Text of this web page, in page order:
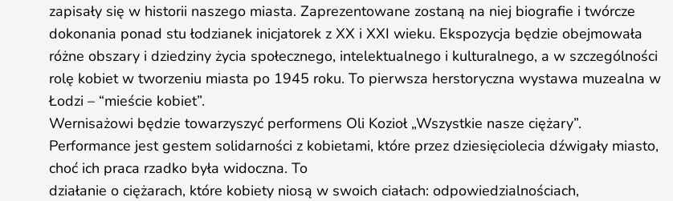
zapisały się w historii naszego miasta. Zaprezentowane zostaną na niej biografie i twórcze
dokonania ponad stu łodzianek inicjatorek z XX i XXI wieku. Ekspozycja będzie obejmowała
różne obszary i dziedziny życia społecznego, intelektualnego i kulturalnego, a w szczególności
rolę kobiet w tworzeniu miasta po 1945 roku. To pierwsza herstoryczna wystawa muzealna w
Łodzi – “mieście kobiet”.
Wernisażowi będzie towarzyszyć performens Oli Kozioł „Wszystkie nasze ciężary”.
Performance jest gestem solidarności z kobietami, które przez dziesięciolecia dźwigały miasto,
choć ich praca rzadko była widoczna. To
działanie o ciężarach, które kobiety niosą w swoich ciałach: odpowiedzialnościach,